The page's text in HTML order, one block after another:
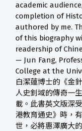
academic
completion of
authored by me.
of this biography
readership of
— Jun Fang,
College at the
白潔蓮博士的《金
人史釗域的傳奇一
載。此書英文版深
港教育通史》時，
世，必將惠澤廣大